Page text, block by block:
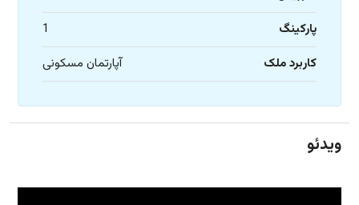
پارکینگ
1
کاربرد ملک
آپارتمان مسکونی
ویدئو